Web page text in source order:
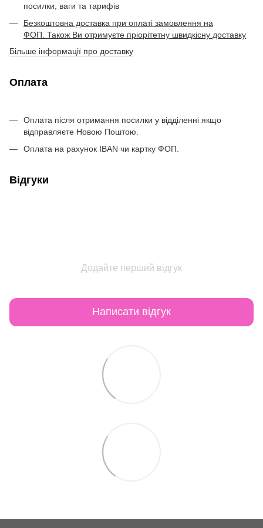
посилки, ваги та тарифів
Безкоштовна доставка при оплаті замовлення на
ФОП. Також Ви отримуєте пріорітетну швидкісну доставку
Більше інформації про доставку
Оплата
Оплата після отримання посилки у відділенні якщо
відправляєте Новою Поштою.
Оплата на рахунок IBAN чи картку ФОП.
Відгуки
Додайте перший відгук
Написати відгук